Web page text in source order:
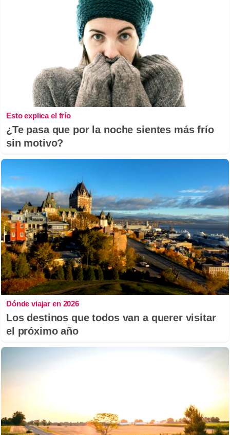
Esto explica el frío
¿Te pasa que por la noche sientes más frío
sin motivo?
Dónde viajar en 2026
Los destinos que todos van a querer visitar
el próximo año